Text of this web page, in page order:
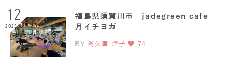
12
2025.07
福島県須賀川市 jadegreen cafe
月イチヨガ
BY 阿久津 睦子 74